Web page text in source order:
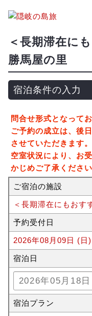
＜長期滞在に
勝馬屋の里
宿泊条件の入力
問合せ形式となってお
ご予約の成立は、後
させていただきます。
空室状況により、お
かじめご了承ください
ご宿泊の施設
＜長期滞在にもおす
予約受付日
2026年08月09日 (日)
宿泊日
宿泊プラン